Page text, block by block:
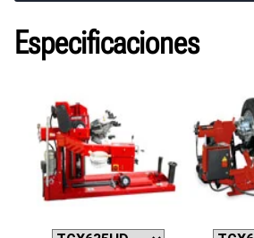
Especificaciones